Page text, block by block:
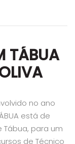
TÁBUA
no ano
está de
Tábua, para um
de Técnico